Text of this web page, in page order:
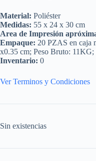
Material: Poliéster
Medidas: 55 x 24 x 30 cm
Area de Impresión
Empaque: 20 PZAS en caja
x0.35 cm; Peso Bruto:
Inventario: 0
Ver Terminos y Condiciones
Sin existencias